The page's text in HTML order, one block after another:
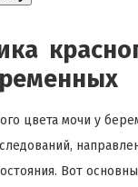
цвета мочи у
Вот